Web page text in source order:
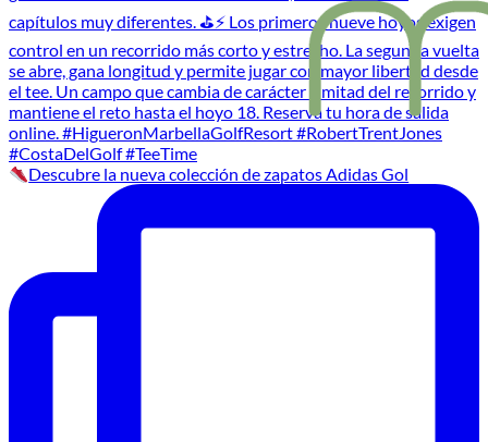
Descubre la nueva colección de zapatos Adidas Gol